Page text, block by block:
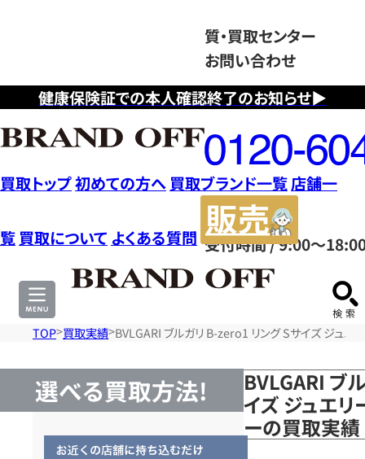
健康保険証での本人確認終了のお知らせ▶
質・買取センター
お問い合わせ
フ
リ
ー
ダ
イ
ヤ
ル
0120604117
受付時間 / 9:00～
買取トップ初めての方へ 買取ブランド一覧店舗一
覧 買取について よくある質問
サ
TOP 買取実績 BVLGARI ブルガリ B-zero1 リング Sサイズ ジュ
選べる買取方法!
BVLGARI ブ
イズ ジュエ
ーの買取実績